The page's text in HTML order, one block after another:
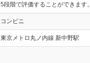
5段階で評価することができます。
コンビニ
東京メトロ丸ノ内線 新中野駅